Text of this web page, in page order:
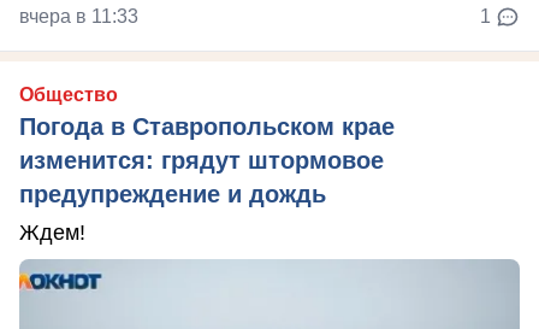
вчера в 11:33 1
Общество
Погода в Ставропольском крае
изменится: грядут штормовое
предупреждение и дождь
Ждем!